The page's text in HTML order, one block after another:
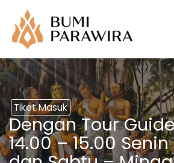
konten
Tiket Masuk
Dengan Tour
14.00 – 15.00